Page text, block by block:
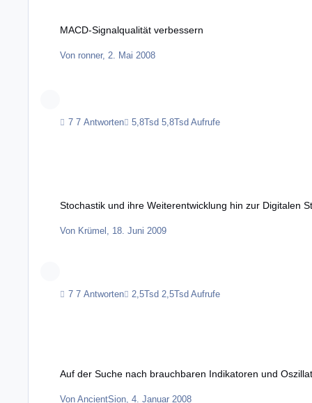
MACD-Signalqualität verbessern
Von ronner, 2. Mai 2008
7 Antworten 5,8Tsd Aufrufe
Stochastik und ihre Weiterentwicklung hin zur Digitalen
Von Krümel , 18. Juni 2009
7 Antworten 2,5Tsd Aufrufe
Auf der Suche nach brauchbaren Indikatoren und
Von AncientSion, 4. Januar 2008